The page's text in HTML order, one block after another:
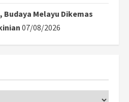
Budaya Melayu Dikemas
07/08/2026